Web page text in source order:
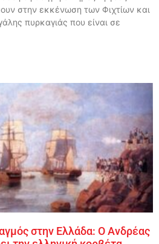
στην εκκένωση των Φιχτίων και
πυρκαγιάς που είναι σε
στην Ελλάδα: Ο Ανδρέας